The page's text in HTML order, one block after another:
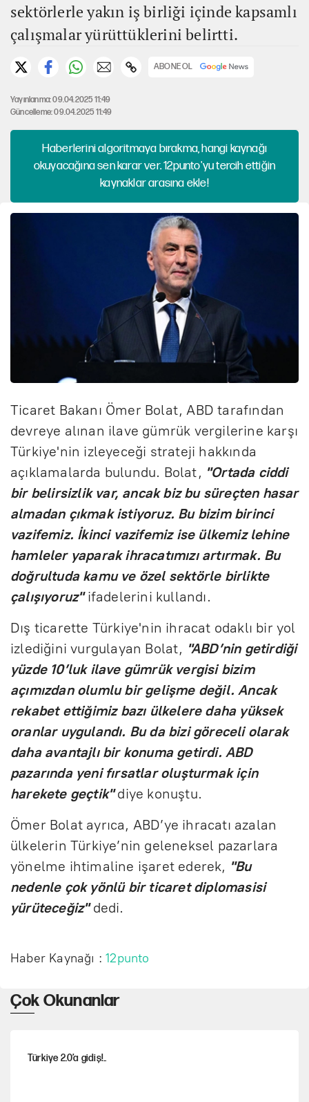
sektörlerle yakın iş birliği içinde kapsamlı
çalışmalar yürüttüklerini belirtti.
ABONE OL
Yayınlanma: 09.04.2025 11:49
Güncelleme: 09.04.2025 11:49
Haberlerini algoritmaya bırakma, hangi kaynağı
okuyacağına sen karar ver. 12punto'yu tercih ettiğin
kaynaklar arasına ekle!
Ticaret Bakanı Ömer Bolat, ABD tarafından
devreye alınan ilave gümrük vergilerine karşı
Türkiye'nin izleyeceği strateji hakkında
açıklamalarda bulundu. Bolat, "Ortada ciddi
bir belirsizlik var, ancak biz bu süreçten hasar
almadan çıkmak istiyoruz. Bu bizim birinci
vazifemiz. İkinci vazifemiz ise ülkemiz lehine
hamleler yaparak ihracatımızı artırmak. Bu
doğrultuda kamu ve özel sektörle birlikte
çalışıyoruz"ifadelerini kullandı.
Dış ticarette Türkiye'nin ihracat odaklı bir yol
izlediğini vurgulayan Bolat, "ABD’nin getirdiği
yüzde 10’luk ilave gümrük vergisi bizim
açımızdan olumlu bir gelişme değil. Ancak
rekabet ettiğimiz bazı ülkelere daha yüksek
oranlar uygulandı. Bu da bizi göreceli olarak
daha avantajlı bir konuma getirdi. ABD
pazarında yeni fırsatlar oluşturmak için
harekete geçtik" diye konuştu.
Ömer Bolat ayrıca, ABD’ye ihracatı azalan
ülkelerin Türkiye’nin geleneksel pazarlara
yönelme ihtimaline işaret ederek, "Bu
nedenle çok yönlü bir ticaret diplomasisi
yürüteceğiz"dedi.
Haber Kaynağı :12punto
Çok Okunanlar
Türkiye 2.0’a gidiş!..